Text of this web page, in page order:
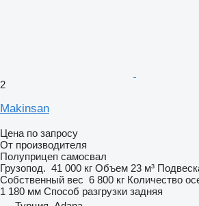
2
Makinsan
Цена по запросу
От производителя
Полуприцеп самосвал
Грузопод. 41 000 кг Объем 23 м³
Собственный вес 6 800 кг Количество
1 180 мм Способ разгрузки задняя